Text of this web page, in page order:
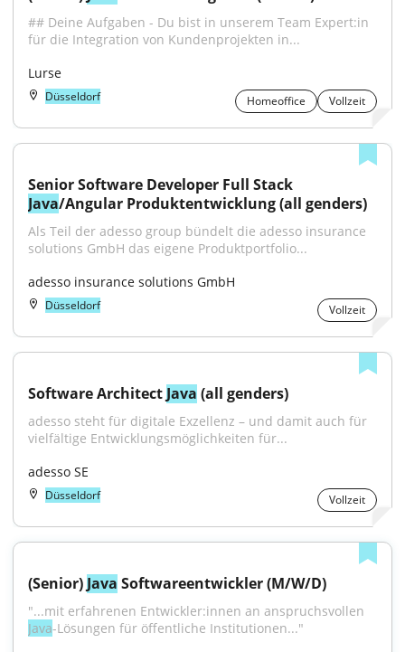
## Deine Aufgaben - Du bist in unserem Team Expert:in
für die Integration von Kundenprojekten in...
Lurse
Düsseldorf Homeoffice Vollzeit
Java/Angular Produktentwicklung (all genders)
Als Teil der adesso group bündelt die adesso insurance
solutions GmbH das eigene Produktportfolio...
adesso insurance solutions GmbH
Düsseldorf Vollzeit
Software Architect Java (all genders)
adesso steht für digitale Exzellenz – und damit auch für
vielfältige Entwicklungsmöglichkeiten für...
adesso SE
Düsseldorf Vollzeit
(Senior) Java Softwareentwickler (M/W/D)
Java-Lösungen für öffentliche Institutionen..."